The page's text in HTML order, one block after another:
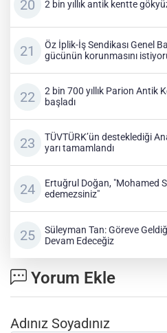
2 bin yıllık antik kentte
Öz İplik-İş Sendikası Genel
gücünün korunmasını
2 bin 700 yıllık Parion Antik
başladı
TÜVTÜRK’ün desteklediği
yarı tamamlandı
Ertuğrul Doğan, "Mohamed
edemezsiniz"
Süleyman Tan: Göreve
Devam Edeceğiz
Yorum Ekle
Adınız Soyadınız